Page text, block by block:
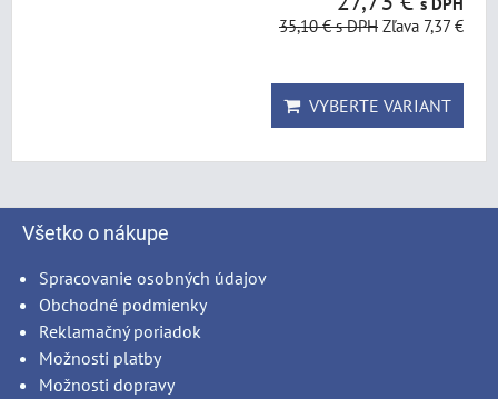
35,10 €s DPH Zľava 7,37 €
VYBERTE VARIANT
Všetko o nákupe
Spracovanie osobných údajov
Obchodné podmienky
Reklamačný poriadok
Možnosti platby
Možnosti dopravy